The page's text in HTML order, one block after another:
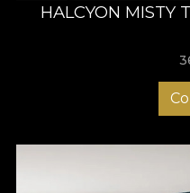
HALCYON MISTY